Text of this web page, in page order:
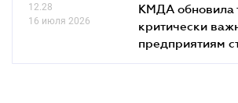
12.28
16 июля 2026
КМДА обновила
критически
предприятиям